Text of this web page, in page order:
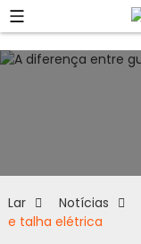
Lar Notícias
e talha elétrica